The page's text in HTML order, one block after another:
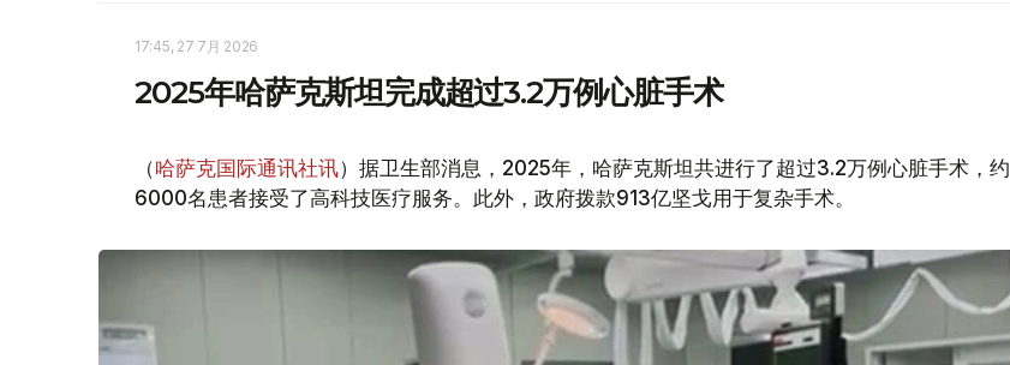
17:45, 27 7月 2026
2025年哈萨克斯坦完成超过3.2万例心脏手术
（哈萨克国际通讯社讯）据卫生部消息，2025年，哈萨克斯坦共进行了超过3.2万例心脏手术，约
6000名患者接受了高科技医疗服务。此外，政府拨款913亿坚戈用于复杂手术。